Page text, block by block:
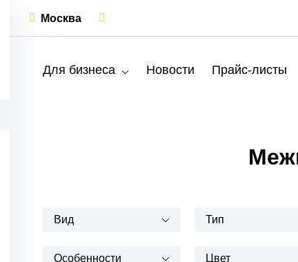
Москва
Для бизнеса Новости Прайс-листы
Вид Тип
Особенности Цвет